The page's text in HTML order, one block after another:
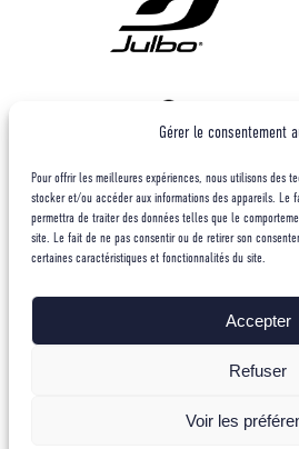
Gérer le consentement
Pour offrir les meilleures expériences, nous utilisons des
stocker et/ou accéder aux informations des appareils. Le
permettra de traiter des données telles que le
site. Le fait de ne pas consentir ou de retirer son
certaines caractéristiques et fonctionnalités du site.
Accepter
Refuser
Voir les